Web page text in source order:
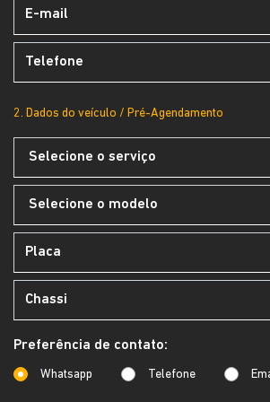
2. Dados do veículo / Pré-Agendamento
Preferência de contato:
Whatsapp Telefone